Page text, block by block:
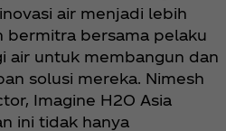
air menjadi lebih
bermitra bersama pelaku
air untuk membangun dan
solusi mereka. Nimesh
Imagine H2O Asia
ini tidak hanya